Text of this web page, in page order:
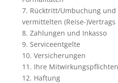
7. Rücktritt/Umbuchung und
vermittelten (Reise-)Vertrags
8. Zahlungen und Inkasso
9. Serviceentgelte
10. Versicherungen
11. Ihre
12. Haftung